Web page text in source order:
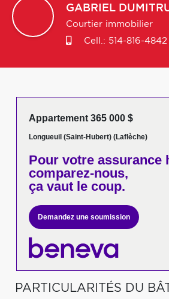
GABRIEL
Courtier immobilier
Cell.: 514-816-4842
Appartement 365 000 $
Longueuil (Saint-Hubert) (Laflèche)
Pour votreassurance
comparez-nous,
ça vaut le coup.
Demandez une soumission
PARTICULARITÉS DU